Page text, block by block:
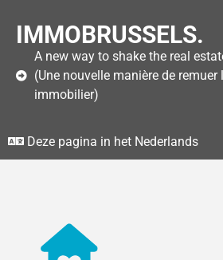
IMMOBRUSSELS.
A new way to shake the real
(Une nouvelle manière de remuer
immobilier)
Deze pagina in het Nederlands